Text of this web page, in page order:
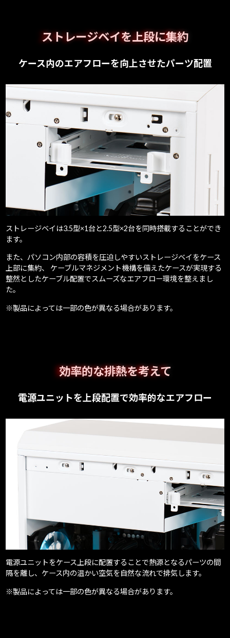
ストレージベイを上段に集約
ケース内のエアフローを向上させたパーツ配置
ストレージベイは3.5型×1台と2.5型×2台を同時搭載することができ
ます。
また、パソコン内部の容積を圧迫しやすいストレージベイをケース
上部に集約、 ケーブルマネジメント機構を備えたケースが実現する
整然としたケーブル配置でスムーズなエアフロー環境を整えまし
た。
※製品によっては一部の色が異なる場合があります。
効率的な排熱を考えて
電源ユニットを上段配置で効率的なエアフロー
電源ユニットをケース上段に配置することで熱源となるパーツの間
隔を離し、ケース内の温かい空気を自然な流れで排気します。
※製品によっては一部の色が異なる場合があります。